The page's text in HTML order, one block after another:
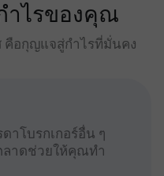
ำไรของคุณ
คือกุญแจสู่กำไรที่มั่นคง
าโบรกเกอร์อื่น ๆ
ลาดช่วยให้คุณทำ